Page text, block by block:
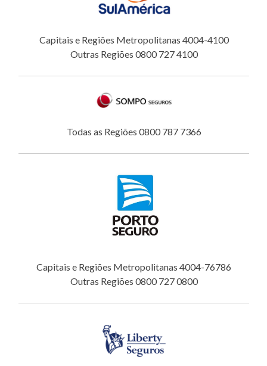
Capitais e Regiões Metropolitanas 4004-4100
Outras Regiões 0800 727 4100
Todas as Regiões 0800 787 7366
Capitais e Regiões Metropolitanas 4004-76786
Outras Regiões 0800 727 0800